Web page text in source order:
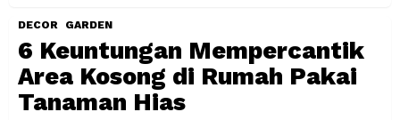
DECOR GARDEN
6 Keuntungan Mempercantik
Area Kosong di Rumah Pakai
Tanaman Hias